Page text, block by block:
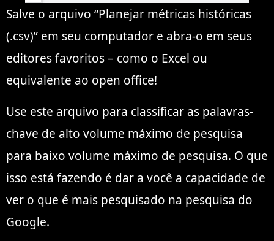
Salve o arquivo “Planejar métricas históricas
(.csv)” em seu computador e abra-o em seus
editores favoritos – como o Excel ou
equivalente ao open office!
Use este arquivo para classificar as palavras-
chave de alto volume máximo de pesquisa
para baixo volume máximo de pesquisa. O que
isso está fazendo é dar a você a capacidade de
ver o que é mais pesquisado na pesquisa do
Google.